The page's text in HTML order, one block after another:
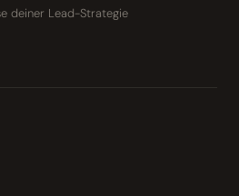
deiner Lead-Strategie